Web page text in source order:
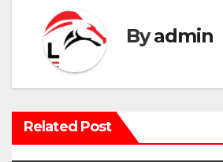
a
c
i
ó
n
Byadmin
Related Post